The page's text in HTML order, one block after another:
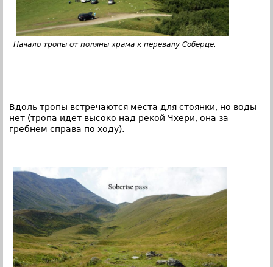
Начало тропы от поляны храма к перевалу Соберце.
Вдоль тропы встречаются места для стоянки, но воды
нет (тропа идет высоко над рекой Чхери, она за
гребнем справа по ходу).